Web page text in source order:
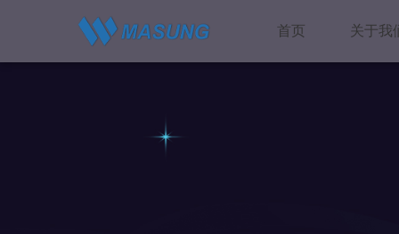
首页 关于我